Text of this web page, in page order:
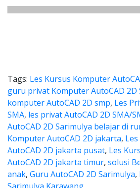
Tags: Les Kursus Komputer
guru privat Komputer AutoCAD 2D
komputer AutoCAD 2D smp, Les
SMA, les privat AutoCAD 2D SMA/
AutoCAD 2D Sarimulya belajar di
Komputer AutoCAD 2D jakarta,
AutoCAD 2D jakarta pusat, Les
AutoCAD 2D jakarta timur, solusi
anak, Guru AutoCAD 2D Sarimulya,
Sarimulya Karawang